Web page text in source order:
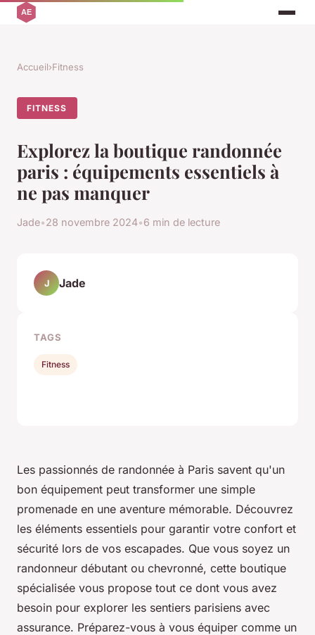
Accueil›Fitness
FITNESS
Explorez la boutique randonnée
paris : équipements essentiels à
ne pas manquer
Jade•28 novembre 2024•6 min de lecture
Les passionnés de randonnée à Paris savent qu'un
bon équipement peut transformer une simple
promenade en une aventure mémorable. Découvrez
les éléments essentiels pour garantir votre confort et
sécurité lors de vos escapades. Que vous soyez un
randonneur débutant ou chevronné, cette boutique
spécialisée vous propose tout ce dont vous avez
besoin pour explorer les sentiers parisiens avec
assurance. Préparez-vous à vous équiper comme un
J Jade
TAGS
Fitness